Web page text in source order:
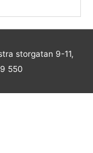
storgatan 9-11,
550